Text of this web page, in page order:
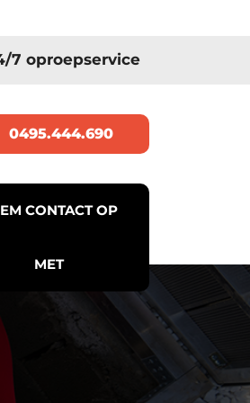
0495.444.690
7 oproepservice
CONTACT OP
MET